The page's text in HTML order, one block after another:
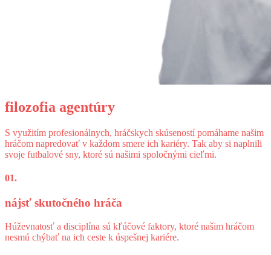
filozofia agentúry
S využitím profesionálnych, hráčskych skúseností pomáhame našim
hráčom napredovať v každom smere ich kariéry. Tak aby si naplnili
svoje futbalové sny, ktoré sú našimi spoločnými cieľmi.
01.
nájsť skutočného hráča
Húževnatosť a disciplína sú kľúčové faktory, ktoré našim hráčom
nesmú chýbať na ich ceste k úspešnej kariére.